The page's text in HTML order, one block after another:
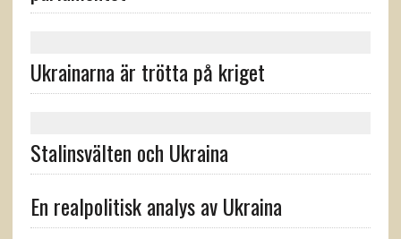
Ukrainarna är trötta på kriget
Stalinsvälten och Ukraina
En realpolitisk analys av Ukraina